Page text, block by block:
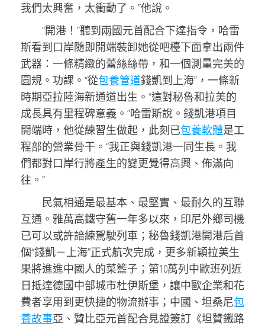
我們太興奮，太衝動了。”他說。
“開港！”聽到兩國元首配合下達指令，哈雷
斯看到口岸隨即開端裝卸她從吧檯下面拿出兩件
武器：一條精緻的蕾絲絲帶，和一個測量完美的
圓規。功課。“從包養管道錢凱到上海”，一條新
時期亞拉陸海新通道出生。“這對秘魯和拉美的
成長具有里程碑意義。”哈雷斯說。錢凱港項目
開端時，他從練習生做起，此刻已包養軟體是工
程部的營業骨干。“我正與錢凱港一同生長。我
們都對口岸行將產生的變更覺得高興、佈滿向
往。”
民氣相通是最基本、最堅實、最耐久的互聯
互通。雅萬高鐵守舊一年多以來，印尼外鄉司機
已可以或許諳練駕駛列車；秘魯錢凱港開港后首
個“錢凱－上海”正式航次完成，更多新穎拉美生
果將進進中國人的菜籃子；第10萬列中歐班列近
日抵達德國中部城市杜伊斯堡，讓中歐企業和花
費者享用到更快捷的物流辦事；中國、坦桑尼包
養故事亞、贊比亞元首配合見證簽訂《坦贊鐵路